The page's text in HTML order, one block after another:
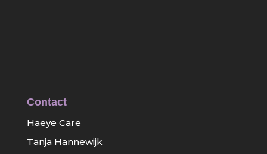
Contact
Haeye Care
Tanja Hannewijk